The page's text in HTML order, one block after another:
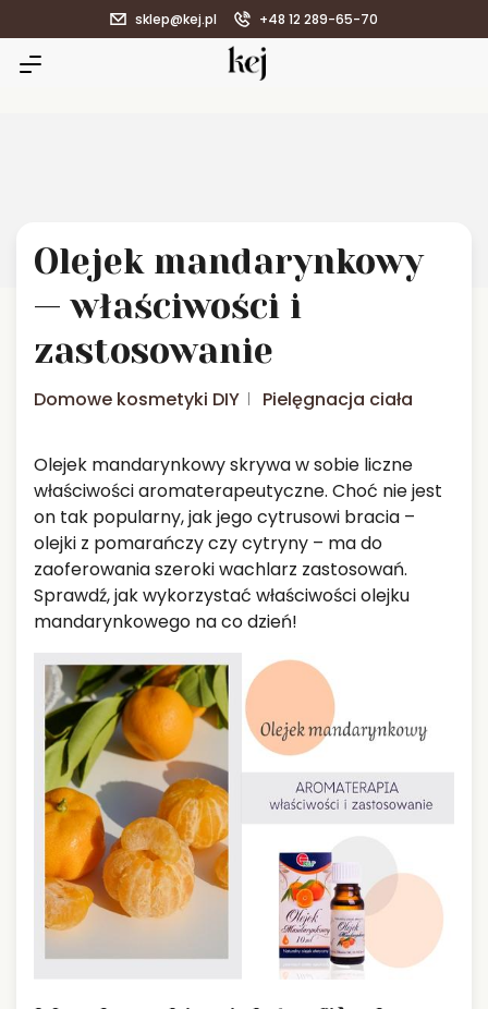
sklep@kej.pl +48 12 289-65-70
Olejek mandarynkowy
— właściwości i
zastosowanie
Domowe kosmetyki DIY Pielęgnacja ciała
Olejek mandarynkowy skrywa w sobie liczne
właściwości aromaterapeutyczne. Choć nie jest
on tak popularny, jak jego cytrusowi bracia –
olejki z pomarańczy czy cytryny – ma do
zaoferowania szeroki wachlarz zastosowań.
Sprawdź, jak wykorzystać właściwości olejku
mandarynkowego na co dzień!